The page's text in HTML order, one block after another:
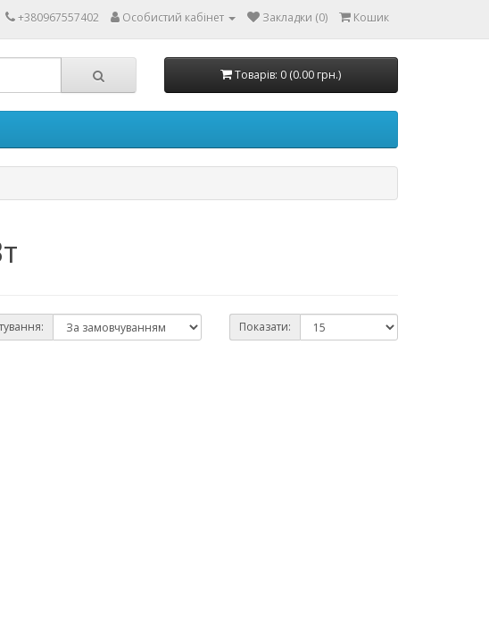
+380967557402 Особистий кабінет Закладки (0) Кошик
Товарів: 0 (0.00 грн.)
Показати: